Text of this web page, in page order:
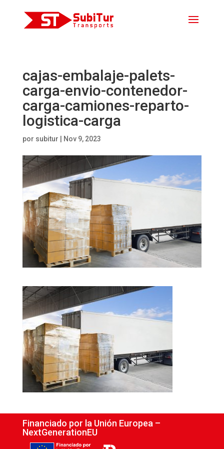
cajas-embalaje-palets-
carga-envio-contenedor-
carga-camiones-reparto-
logistica-carga
por subitur Nov 9, 2023
Financiado por la Unión Europea –
NextGenerationEU